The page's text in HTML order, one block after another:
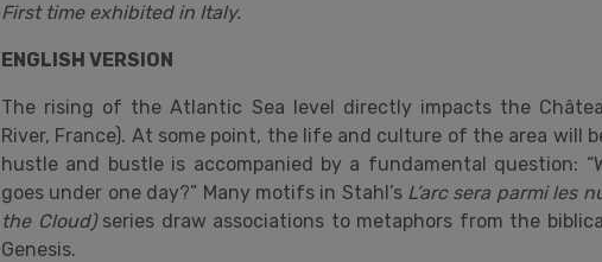
First time exhibited in Italy.
ENGLISH VERSION
The rising of the Atlantic Sea level directly impacts the
River, France). At some point, the life and culture of the area will
hustle and bustle is accompanied by a fundamental question:
goes under one day?” Many motifs in Stahl’s L’arc sera parmi les
the Cloud) series draw associations to metaphors from the
Genesis.